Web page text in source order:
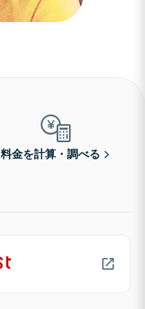
料金を計算・調べる